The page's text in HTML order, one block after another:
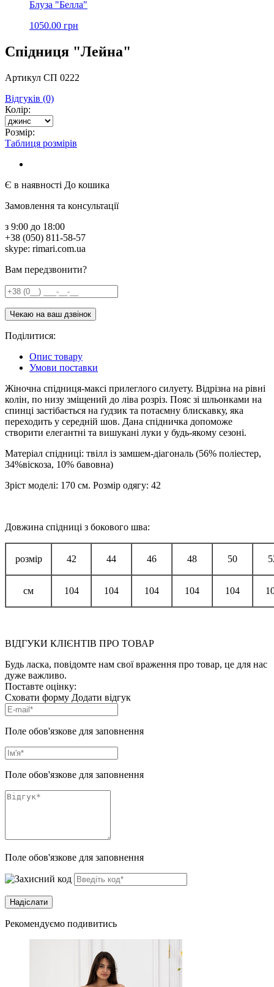
Блуза "Белла"
1050.00 грн
Спідниця "Лейна"
Артикул СП 0222
Відгуків (0)
Колір:
Розмір:
Таблиця розмірів
Є в наявності До кошика
Замовлення та консультації
з 9:00 до 18:00
+38 (050) 811-58-57
skype: rimari.com.ua
Вам передзвонити?
Поділитися:
Опис товару
Умови поставки
Жіночна спідниця-максі прилеглого силуету. Відрізна на рівні
колін, по низу зміщений до ліва розріз. Пояс зі шльонками на
спинці застібається на ґудзик та потаємну блискавку, яка
переходить у середній шов. Дана спідничка допоможе
створити елегантні та вишукані луки у будь-якому сезоні.
Матеріал спідниці: твілл із замшем-діагональ (56% поліестер,
34%віскоза, 10% бавовна)
Зріст моделі: 170 см. Розмір одягу: 42
Довжина спідниці з бокового шва:
розмір 42 44 46 48 50
см 104 104 104 104 104
ВІДГУКИ КЛІЄНТІВ ПРО ТОВАР
Будь ласка, повідомте нам свої враження про товар, це для нас
дуже важливо.
Поставте оцінку:
Сховати форму Додати відгук
Поле обов'язкове для заповнення
Поле обов'язкове для заповнення
Поле обов'язкове для заповнення
Рекомендуємо подивитись